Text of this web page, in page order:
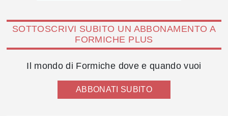
SOTTOSCRIVI SUBITO UN ABBONAMENTO A
FORMICHE PLUS
Il mondo di Formiche dove e quando vuoi
ABBONATI SUBITO